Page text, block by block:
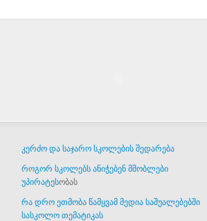
კერძო და საჯარო სკოლების შედარება
როგორ სკოლებს ანიჭებენ მშობლები
უპირატესობას
რა დრო ეთმობა წამყვამ მედია საშუალებებში
სასკოლო თემატიკას